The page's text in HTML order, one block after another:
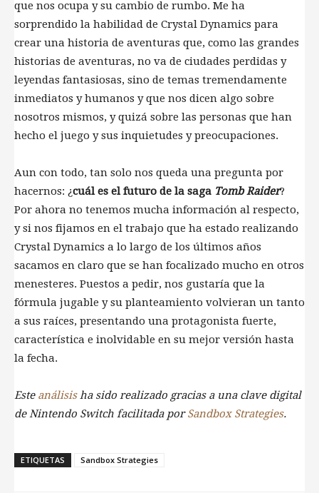
que nos ocupa y su cambio de rumbo. Me ha
sorprendido la habilidad de Crystal Dynamics para
crear una historia de aventuras que, como las grandes
historias de aventuras, no va de ciudades perdidas y
leyendas fantasiosas, sino de temas tremendamente
inmediatos y humanos y que nos dicen algo sobre
nosotros mismos, y quizá sobre las personas que han
hecho el juego y sus inquietudes y preocupaciones.
Aun con todo, tan solo nos queda una pregunta por
hacernos: ¿cuál es el futuro de la saga Tomb Raider?
Por ahora no tenemos mucha información al respecto,
y si nos fijamos en el trabajo que ha estado realizando
Crystal Dynamics a lo largo de los últimos años
sacamos en claro que se han focalizado mucho en otros
menesteres. Puestos a pedir, nos gustaría que la
fórmula jugable y su planteamiento volvieran un tanto
a sus raíces, presentando una protagonista fuerte,
característica e inolvidable en su mejor versión hasta
la fecha.
Este análisisha sido realizado gracias a una clave digital
de Nintendo Switch facilitada porSandbox Strategies.
ETIQUETAS Sandbox Strategies